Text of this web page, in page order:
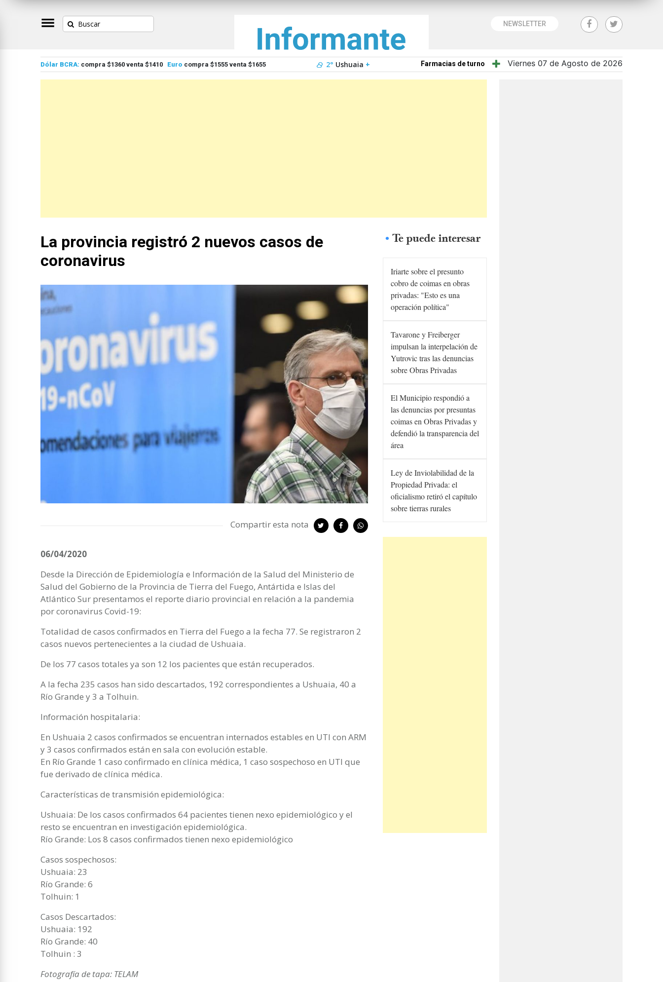
NEWSLETTER
Dólar BCRA: compra $1360 venta $1410 Euro compra $1555 venta $1655 2° Ushuaia + Farmacias de turno Viernes 07 de Agosto de 2026
La provincia registró 2 nuevos casos de
coronavirus
Compartir esta nota
06/04/2020
Desde la Dirección de Epidemiología e Información de la Salud del Ministerio de
Salud del Gobierno de la Provincia de Tierra del Fuego, Antártida e Islas del
Atlántico Sur presentamos el reporte diario provincial en relación a la pandemia
por coronavirus Covid-19:
Totalidad de casos confirmados en Tierra del Fuego a la fecha 77. Se registraron 2
casos nuevos pertenecientes a la ciudad de Ushuaia.
De los 77 casos totales ya son 12 los pacientes que están recuperados.
A la fecha 235 casos han sido descartados, 192 correspondientes a Ushuaia, 40 a
Río Grande y 3 a Tolhuin.
Información hospitalaria:
En Ushuaia 2 casos confirmados se encuentran internados estables en UTI con ARM
y 3 casos confirmados están en sala con evolución estable.
En Río Grande 1 caso confirmado en clínica médica, 1 caso sospechoso en UTI que
fue derivado de clínica médica.
Características de transmisión epidemiológica:
Ushuaia: De los casos confirmados 64 pacientes tienen nexo epidemiológico y el
resto se encuentran en investigación epidemiológica.
Río Grande: Los 8 casos confirmados tienen nexo epidemiológico
Casos sospechosos:
Ushuaia: 23
Río Grande: 6
Tolhuin: 1
Casos Descartados:
Ushuaia: 192
Río Grande: 40
Tolhuin : 3
Fotografía de tapa: TELAM
Te puede interesar
Iriarte sobre el presunto
cobro de coimas en obras
privadas: "Esto es una
operación política"
Tavarone y Freiberger
impulsan la interpelación de
Yutrovic tras las denuncias
sobre Obras Privadas
El Municipio respondió a
las denuncias por presuntas
coimas en Obras Privadas y
defendió la transparencia del
área
Ley de Inviolabilidad de la
Propiedad Privada: el
oficialismo retiró el capítulo
sobre tierras rurales